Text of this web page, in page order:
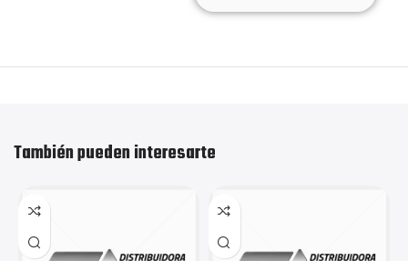
También pueden interesarte